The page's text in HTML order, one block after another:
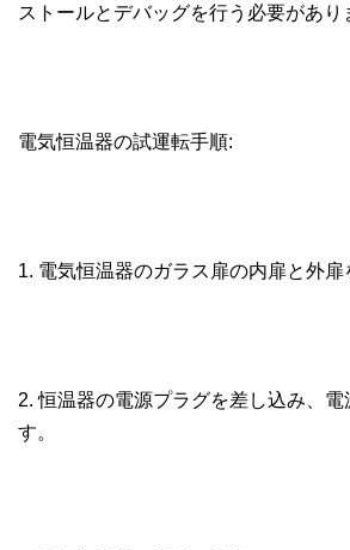
ストールとデバッグを行う必要があり
電気恒温器の試運転手順:
1. 電気恒温器のガラス扉の内扉と外扉
2. 恒温器の電源プラグを差し込み、電
す。